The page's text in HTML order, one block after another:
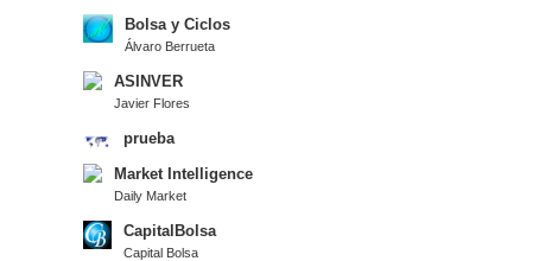
Bolsa y Ciclos
Álvaro Berrueta
ASINVER
Javier Flores
prueba
Market Intelligence
Daily Market
CapitalBolsa
Capital Bolsa